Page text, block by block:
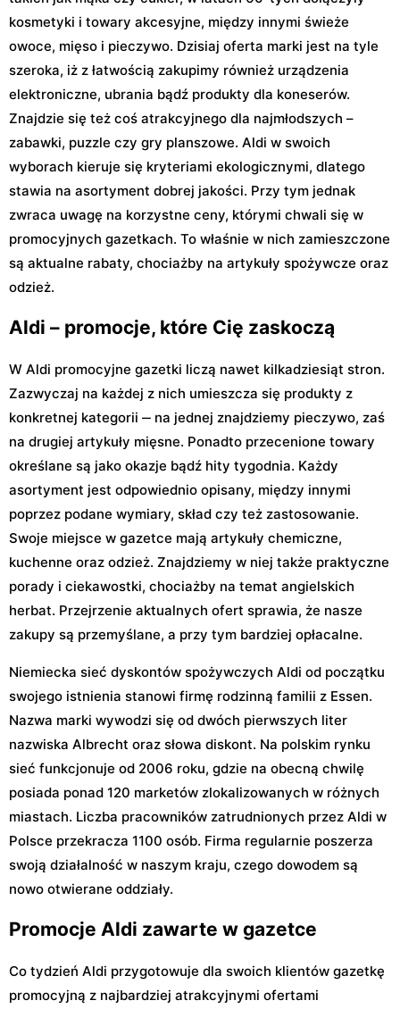
kosmetyki i towary akcesyjne, między innymi świeże
owoce, mięso i pieczywo. Dzisiaj oferta marki jest na tyle
szeroka, iż z łatwością zakupimy również urządzenia
elektroniczne, ubrania bądź produkty dla koneserów.
Znajdzie się też coś atrakcyjnego dla najmłodszych –
zabawki, puzzle czy gry planszowe. Aldi w swoich
wyborach kieruje się kryteriami ekologicznymi, dlatego
stawia na asortyment dobrej jakości. Przy tym jednak
zwraca uwagę na korzystne ceny, którymi chwali się w
promocyjnych gazetkach. To właśnie w nich zamieszczone
są aktualne rabaty, chociażby na artykuły spożywcze oraz
odzież.
Aldi – promocje, które Cię zaskoczą
W Aldi promocyjne gazetki liczą nawet kilkadziesiąt stron.
Zazwyczaj na każdej z nich umieszcza się produkty z
konkretnej kategorii ‒ na jednej znajdziemy pieczywo, zaś
na drugiej artykuły mięsne. Ponadto przecenione towary
określane są jako okazje bądź hity tygodnia. Każdy
asortyment jest odpowiednio opisany, między innymi
poprzez podane wymiary, skład czy też zastosowanie.
Swoje miejsce w gazetce mają artykuły chemiczne,
kuchenne oraz odzież. Znajdziemy w niej także praktyczne
porady i ciekawostki, chociażby na temat angielskich
herbat. Przejrzenie aktualnych ofert sprawia, że nasze
zakupy są przemyślane, a przy tym bardziej opłacalne.
Niemiecka sieć dyskontów spożywczych Aldi od początku
swojego istnienia stanowi firmę rodzinną familii z Essen.
Nazwa marki wywodzi się od dwóch pierwszych liter
nazwiska Albrecht oraz słowa diskont. Na polskim rynku
sieć funkcjonuje od 2006 roku, gdzie na obecną chwilę
posiada ponad 120 marketów zlokalizowanych w różnych
miastach. Liczba pracowników zatrudnionych przez Aldi w
Polsce przekracza 1100 osób. Firma regularnie poszerza
swoją działalność w naszym kraju, czego dowodem są
nowo otwierane oddziały.
Promocje Aldi zawarte w gazetce
Co tydzień Aldi przygotowuje dla swoich klientów gazetkę
promocyjną z najbardziej atrakcyjnymi ofertami